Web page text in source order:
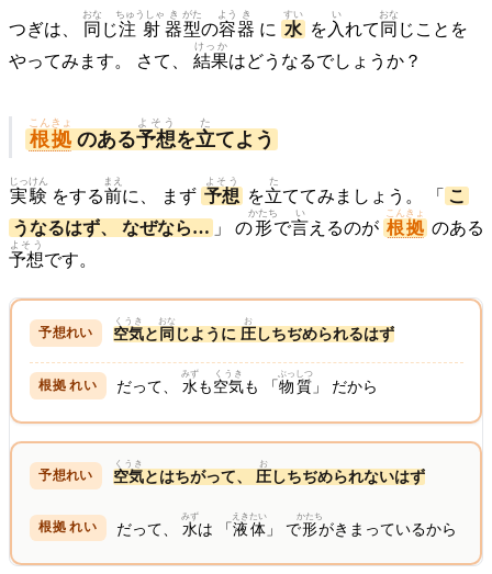
つぎは、 同
おな
じ注射
ちゅうしゃ
器
き
型
がた
の容
よう
器
き
に 水
すい
を入
い
れて 同
おな
じことを
やってみます。 さて、 結果
けっか
はどうなるでしょうか？
根拠
こんきょ
のある予想
よそう
を立
た
てよう
実
じっ
験
けん
をする前
まえ
に、 まず 予想
よそう
を立
た
ててみましょう。 「
こ
うなるはず、 なぜなら… 」 の形
かたち
で言
い
えるのが 根拠
こんきょ
のある
予想
よそう
です。
空気
くうき
と 同
おな
じように圧
お
しちぢめられるはず
だって、水
みず
も 空気
くうき
も 「物質
ぶっしつ
」 だから
空気
くうき
とはちがって、圧
お
しちぢめられないはず
だって、水
みず
は 「液
えき
体
たい
」 で形
かたち
がきまっているから